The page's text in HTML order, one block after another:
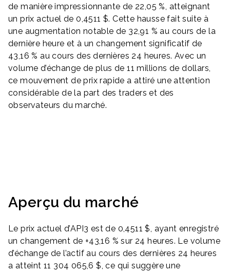
de manière impressionnante de 22,05 %, atteignant
un prix actuel de 0,4511 $. Cette hausse fait suite à
une augmentation notable de 32,91 % au cours de la
dernière heure et à un changement significatif de
43,16 % au cours des dernières 24 heures. Avec un
volume d’échange de plus de 11 millions de dollars,
ce mouvement de prix rapide a attiré une attention
considérable de la part des traders et des
observateurs du marché.
Aperçu du marché
Le prix actuel d’API3 est de 0,4511 $, ayant enregistré
un changement de +43,16 % sur 24 heures. Le volume
d’échange de l’actif au cours des dernières 24 heures
a atteint 11 304 065,6 $, ce qui suggère une